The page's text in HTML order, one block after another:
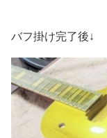
バフ掛け完了後↓